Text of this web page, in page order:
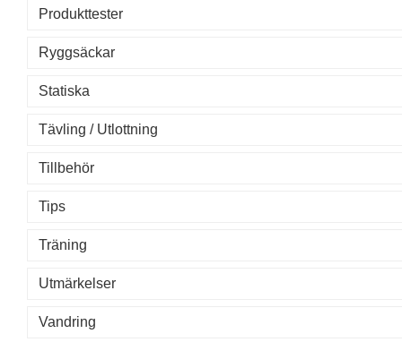
Produkttester
Ryggsäckar
Statiska
Tävling / Utlottning
Tillbehör
Tips
Träning
Utmärkelser
Vandring